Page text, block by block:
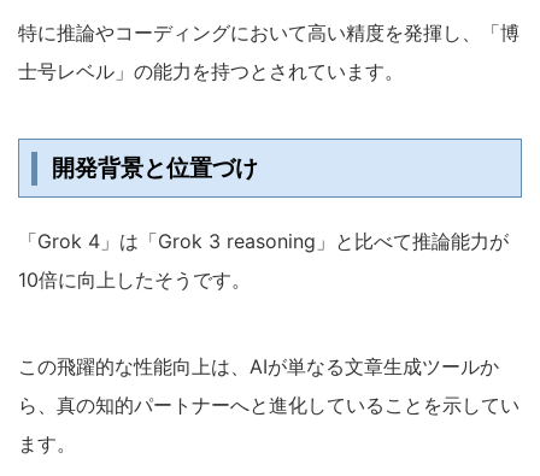
特に推論やコーディングにおいて高い精度を発揮し、「博
士号レベル」の能力を持つとされています。
開発背景と位置づけ
「Grok 4」は「Grok 3 reasoning」と比べて推論能力が
10倍に向上したそうです。
この飛躍的な性能向上は、AIが単なる文章生成ツールか
ら、真の知的パートナーへと進化していることを示してい
ます。